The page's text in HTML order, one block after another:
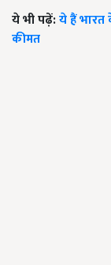
ये भी पढ़ें:ये हैं भारत
कीमत